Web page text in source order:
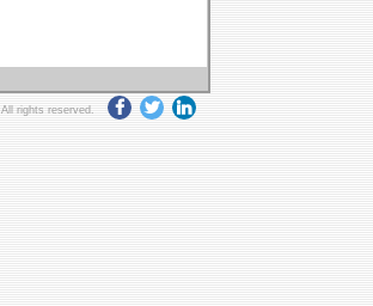
All rights reserved.